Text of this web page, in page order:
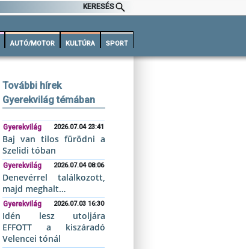
KERESÉS
AUTÓ/MOTOR KULTÚRA SPORT
További hírek
Gyerekvilág témában
Gyerekvilág 2026.07.04 23:41
Baj van tilos fürödni a
Szelidi tóban
Gyerekvilág 2026.07.04 08:06
Denevérrel találkozott,
majd meghalt…
Gyerekvilág 2026.07.03 16:30
Idén lesz utoljára
EFFOTT a kiszáradó
Velencei tónál